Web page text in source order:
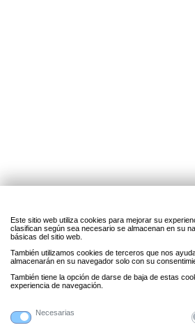
Este sitio web utiliza cookies para mejorar su
clasifican según sea necesario se almacenan en su
básicas del sitio web.
También utilizamos cookies de terceros que nos
almacenarán en su navegador solo con su
También tiene la opción de darse de baja de estas
experiencia de navegación.
Necesarias